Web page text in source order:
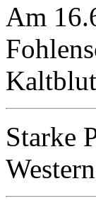
Am
Starke